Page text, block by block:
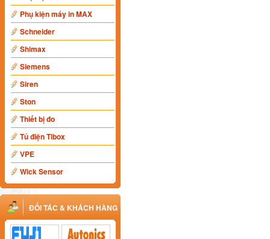
Phụ kiện máy in MAX
Schneider
Shimax
Siemens
Siren
Ston
Thiết bị đo
Tủ điện Tibox
VPE
Wick Sensor
ĐỐI TÁC & KHÁCH HÀNG